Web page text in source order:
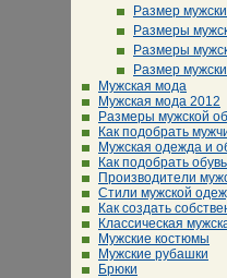
Размер
Размеры
Размеры
Размер
Мужская мода
Мужская мода 2012
Размеры мужской
Как подобрать
Мужская одежда и
Как подобрать
Производители
Стили мужской
Как создать
Классическая
Мужские костюмы
Мужские рубашки
Брюки